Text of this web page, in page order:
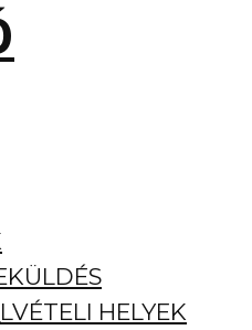
HELYEK